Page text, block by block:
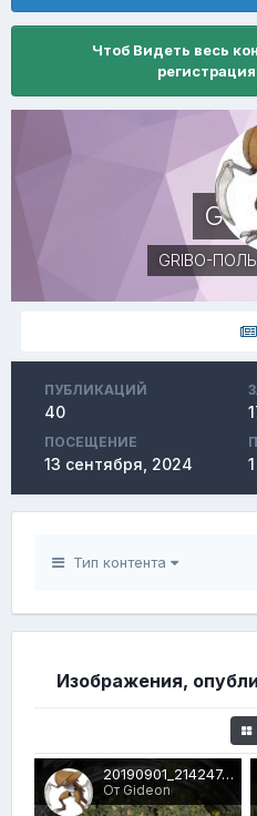
Чтоб Видеть весь
GRIBO-
ПУБЛИКАЦИЙ
40
ПОСЕЩЕНИЕ
13 сентября, 2024 1
Тип контента
Изображения,
20190901_214247.jpg
От Gideon